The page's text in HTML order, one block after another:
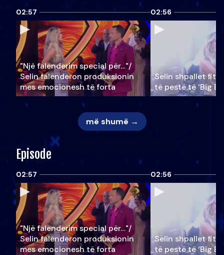
02:57
"Një falenderim special për…"/
Selin falënderon produksionin
mes emocionesh të forta
02:56
Selin shpallet
të pestë të ‘Big
më shumë →
Episode
02:57
"Një falenderim special për…"/
Selin falënderon produksionin
mes emocionesh të forta
02:56
Selin shpallet
të pestë të ‘Big